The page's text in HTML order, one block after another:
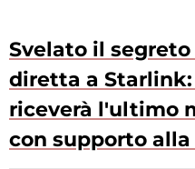
Svelato il
diretta a Starlink:
riceverà l'ultimo
con supporto alla